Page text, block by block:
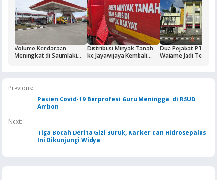
Volume Kendaraan
Meningkat di Saumlaki
Jaga Keandalan Suplai
BBM
Distribusi Minyak Tanah
ke Jayawijaya Kembali
Dua Pejabat PT Dok
Waiame Jadi
Previous:
Pasien Covid-19 Berprofesi Guru Meninggal di RSUD
Ambon
Next:
Tiga Bocah Derita Gizi Buruk, Kanker dan Hidrosepalus
Ini Dikunjungi Widya